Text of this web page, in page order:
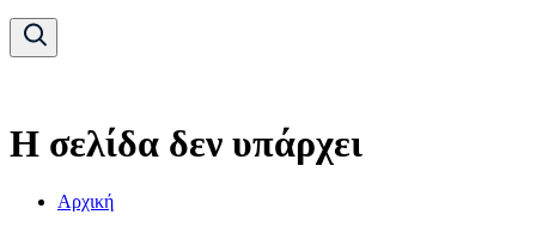
Η σελίδα δεν υπάρχει
Αρχική